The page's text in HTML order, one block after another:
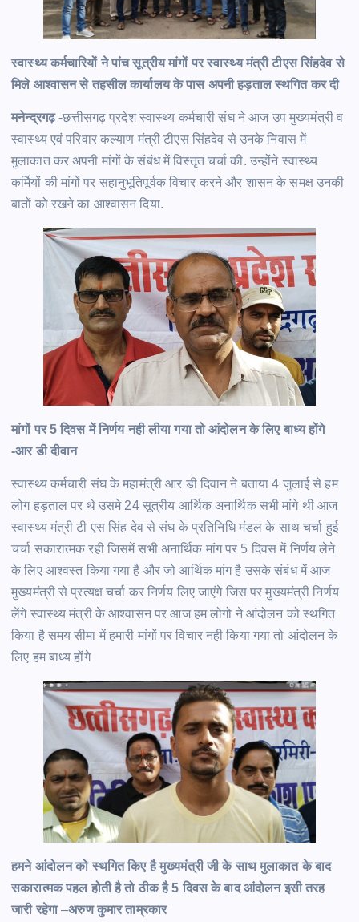
स्वास्थ्य कर्मचारियों ने पांच सूत्रीय मांगों पर स्वास्थ्य मंत्री टीएस सिंहदेव से
मिले आश्वासन से तहसील कार्यालय के पास अपनी हड़ताल स्थगित कर दी
मनेन्द्रगढ़-छत्तीसगढ़ प्रदेश स्वास्थ्य कर्मचारी संघ ने आज उप मुख्यमंत्री व
स्वास्थ्य एवं परिवार कल्याण मंत्री टीएस सिंहदेव से उनके निवास में
मुलाकात कर अपनी मांगों के संबंध में विस्तृत चर्चा की. उन्होंने स्वास्थ्य
कर्मियों की मांगों पर सहानुभूतिपूर्वक विचार करने और शासन के समक्ष उनकी
बातों को रखने का आश्वासन दिया.
मांगों पर 5 दिवस में निर्णय नही लीया गया तो आंदोलन के लिए बाध्य होंगे
-आर डी दीवान
स्वास्थ्य कर्मचारी संघ के महामंत्री आर डी दिवान ने बताया 4 जुलाई से हम
लोग हड़ताल पर थे उसमे 24 सूत्रीय आर्थिक अनार्थिक सभी मांगे थी आज
स्वास्थ्य मंत्री टी एस सिंह देव से संघ के प्रतिनिधि मंडल के साथ चर्चा हुई
चर्चा सकारात्मक रही जिसमें सभी अनार्थिक मांग पर 5 दिवस में निर्णय लेने
के लिए आश्वस्त किया गया है और जो आर्थिक मांग है उसके संबंध में आज
मुख्यमंत्री से प्रत्यक्ष चर्चा कर निर्णय लिए जाएंगे जिस पर मुख्यमंत्री निर्णय
लेंगे स्वास्थ्य मंत्री के आश्वासन पर आज हम लोगो ने आंदोलन को स्थगित
किया है समय सीमा में हमारी मांगों पर विचार नही किया गया तो आंदोलन के
लिए हम बाध्य होंगे
हमने आंदोलन को स्थगित किए है मुख्यमंत्री जी के साथ मुलाकात के बाद
सकारात्मक पहल होती है तो ठीक है 5 दिवस के बाद आंदोलन इसी तरह
जारी रहेगा–अरुण कुमार ताम्रकार